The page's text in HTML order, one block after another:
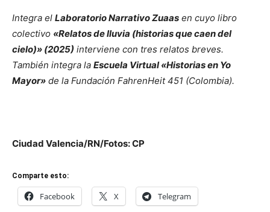
Integra el Laboratorio Narrativo Zuaas en cuyo libro
colectivo «Relatos de lluvia (historias que caen del
cielo)» (2025) interviene con tres relatos breves.
También integra la Escuela Virtual «Historias en Yo
Mayor» de la Fundación FahrenHeit 451 (Colombia).
Ciudad Valencia/RN/Fotos: CP
Comparte esto:
Facebook X Telegram